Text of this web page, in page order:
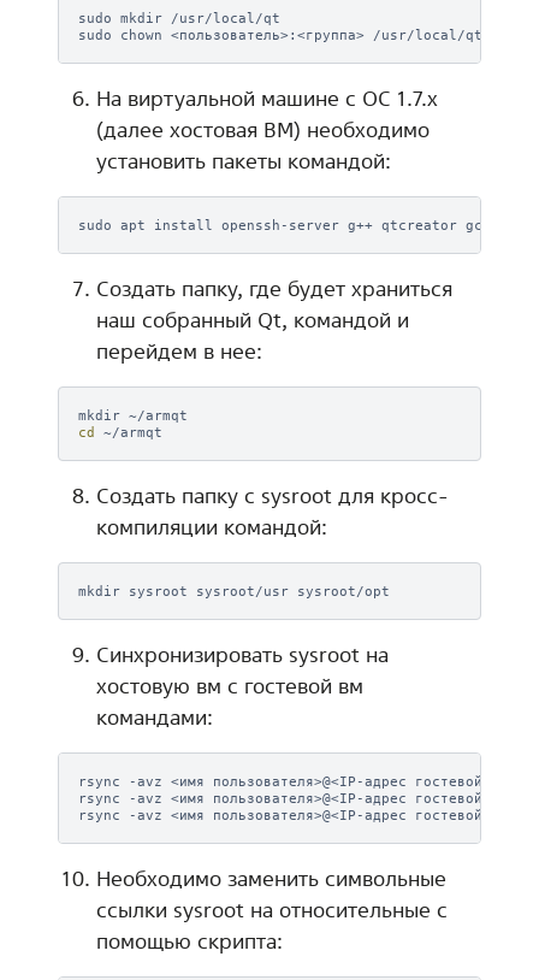
sudo mkdir /usr/local/qt
sudo
chown <пользователь>:<группа>
На виртуальной машине с ОС 1.7.x
(далее хостовая ВМ) необходимо
установить пакеты командой:
sudo apt install openssh-server g++ qtcreator gcc-8-
Создать папку, где будет храниться
наш собранный Qt, командой и
перейдем в нее:
mkdir
cd
Создать папку с sysroot для кросс-
компиляции командой:
mkdir sysroot sysroot/usr
Синхронизировать sysroot на
хостовую вм с гостевой вм
командами:
rsync -avz <имя пользователя>@<IP-адрес гостевой
rsync
-avz <имя пользователя>@<IP-адрес гостевой
rsync
-avz <имя пользователя>@<IP-адрес гостевой
Необходимо заменить символьные
ссылки sysroot на относительные с
помощью скрипта: